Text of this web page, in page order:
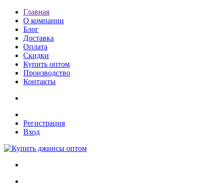
Главная
О компании
Блог
Доставка
Оплата
Скидки
Купить оптом
Производство
Контакты
Регистрация
Вход